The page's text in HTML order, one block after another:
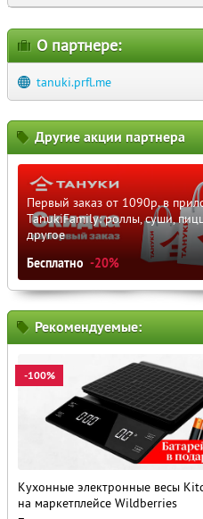
О партнере:
tanuki.prfl.me
Другие акции партнера
Первый заказ от 1090р. в
TanukiFamily: роллы, суши,
другое
Бесплатно -20%
Рекомендуемые:
-100%
Кухонные электронные весы
на маркетплейсе Wildberries